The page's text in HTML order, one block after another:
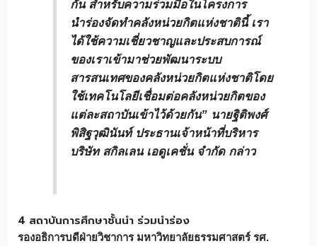
กัน สำหรับความร่วมมือในโครงการ
นำร่องจัดทำคลังหน่วยกิตแห่งชาตินี้ เรา
ได้ใช้ความเชี่ยวชาญและประสบการณ์
ของเราเข้ามาช่วยพัฒนาระบบ
สารสนเทศของคลังหน่วยกิตแห่งชาติโดย
ใช้เทคโนโลยีเชื่อมต่อคลังหน่วยกิตของ
แต่ละสถาบันเข้าไว้ด้วยกัน” นายฐิติพงศ์
พิสิฐวุฒินันท์ ประธานเจ้าหน้าที่บริหาร
บริษัท สกิลเลน เอดูเคชั่น จำกัดกล่าว
4 สถาบันการศึกษาชั้นนำ ร่วมนำร่อง
รองอธิการบดีฝ่ายวิชาการ มหาวิทยาลัยธรรมศาสตร์ รศ.